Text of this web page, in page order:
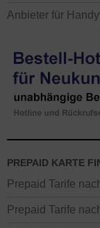
Anbieter für
PREPAID KARTE
Prepaid Tarife
Prepaid Tarife